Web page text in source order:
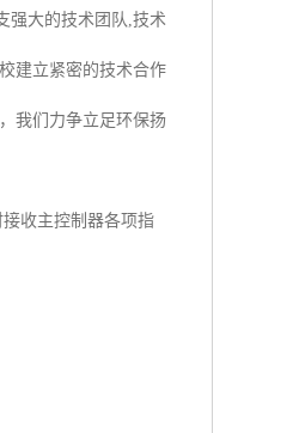
强大的技术团队,技术
建立紧密的技术合作
我们力争立足环保扬
收主控制器各项指